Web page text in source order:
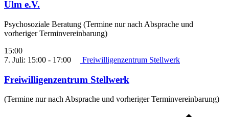
Ulm e.V.
Psychosoziale Beratung (Termine nur nach Absprache und
vorheriger Terminvereinbarung)
15:00
7. Juli: 15:00 - 17:00 Freiwilligenzentrum Stellwerk
Freiwilligenzentrum Stellwerk
(Termine nur nach Absprache und vorheriger Terminvereinbarung)